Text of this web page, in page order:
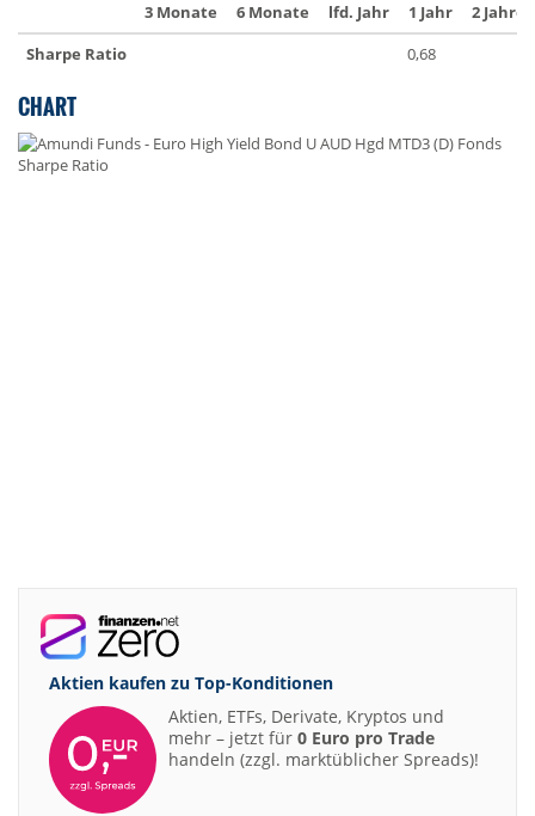
3 Monate 6 Monate lfd. Jahr 1 Jahr
2 Jahre
Sharpe Ratio
0,68
CHART
Aktien kaufen zu Top-Konditionen
Aktien, ETFs, Derivate, Kryptos und
mehr – jetzt für 0 Euro pro Trade
handeln (zzgl. marktüblicher Spreads)!